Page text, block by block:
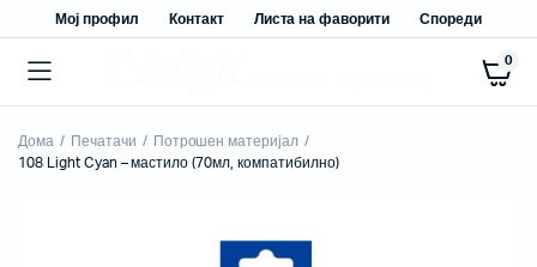
Мој профил Контакт Листа на фаворити Спореди
0
Дома Печатачи
Потрошен материјал
108 Light Cyan – мастило (70мл, компатибилно)